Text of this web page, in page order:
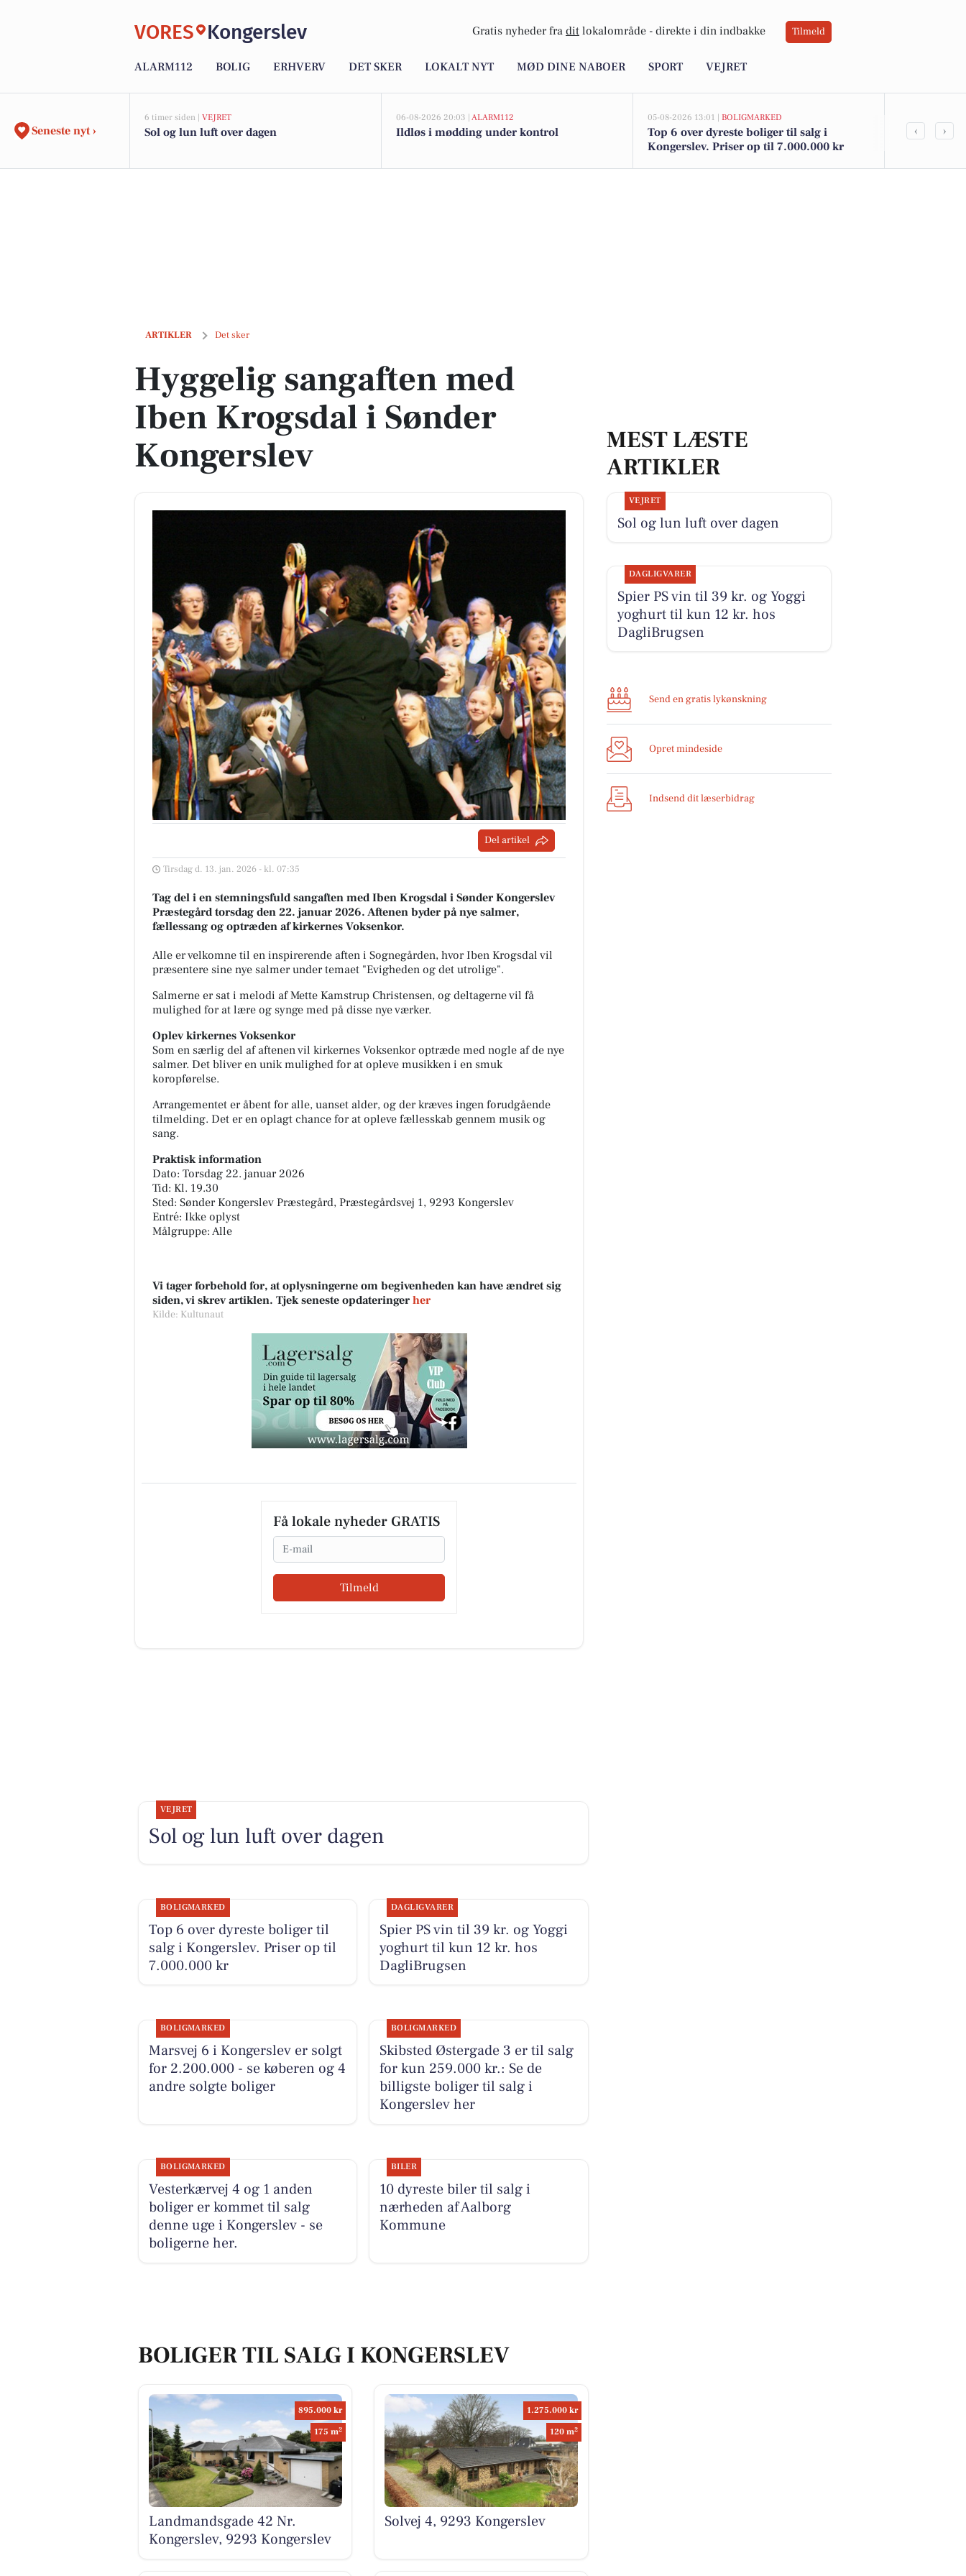
VORES Kongerslev Gratis nyheder fra dit lokalområde - direkte i din indbakke Tilmeld
ALARM112 BOLIG ERHVERV DET SKER LOKALT NYT MØD DINE NABOER SPORT VEJRET
Seneste nyt ›
6 timer siden | VEJRET
Sol og lun luft over dagen
06-08-2026 20:03 | ALARM112
Ildløs i mødding under kontrol
05-08-2026 13:01 | BOLIGMARKED
Top 6 over dyreste boliger til salg i
Kongerslev. Priser op til 7.000.000 kr
Spier PS
‹ ›
ARTIKLER Det sker
Hyggelig sangaften med Iben Krogsdal i Sønder Kongerslev
Hyggelig sangaften med
Iben Krogsdal i Sønder
Kongerslev
Del artikel
Tirsdag d. 13. jan. 2026 - kl. 07:35
Tag del i en stemningsfuld sangaften med Iben Krogsdal i Sønder Kongerslev
Præstegård torsdag den 22. januar 2026. Aftenen byder på nye salmer,
fællessang og optræden af kirkernes Voksenkor.
Alle er velkomne til en inspirerende aften i Sognegården, hvor Iben Krogsdal vil
præsentere sine nye salmer under temaet "Evigheden og det utrolige".
Salmerne er sat i melodi af Mette Kamstrup Christensen, og deltagerne vil få
mulighed for at lære og synge med på disse nye værker.
Oplev kirkernes Voksenkor
Som en særlig del af aftenen vil kirkernes Voksenkor optræde med nogle af de nye
salmer. Det bliver en unik mulighed for at opleve musikken i en smuk
koropførelse.
Arrangementet er åbent for alle, uanset alder, og der kræves ingen forudgående
tilmelding. Det er en oplagt chance for at opleve fællesskab gennem musik og
sang.
Praktisk information
Dato: Torsdag 22. januar 2026
Tid: Kl. 19.30
Sted: Sønder Kongerslev Præstegård, Præstegårdsvej 1, 9293 Kongerslev
Entré: Ikke oplyst
Målgruppe: Alle
Vi tager forbehold for, at oplysningerne om begivenheden kan have ændret sig
siden, vi skrev artiklen. Tjek seneste opdateringer her
Kilde: Kultunaut
Få lokale nyheder GRATIS
Email
Tilmeld
MEST LÆSTE
ARTIKLER
VEJRET
Sol og lun luft over dagen
DAGLIGVARER
Spier PS vin til 39 kr. og Yoggi
yoghurt til kun 12 kr. hos
DagliBrugsen
Send en gratis lykønskning
Opret mindeside
Indsend dit læserbidrag
VEJRET
Sol og lun luft over dagen
BOLIGMARKED
Top 6 over dyreste boliger til
salg i Kongerslev. Priser op til
7.000.000 kr
DAGLIGVARER
Spier PS vin til 39 kr. og Yoggi
yoghurt til kun 12 kr. hos
DagliBrugsen
BOLIGMARKED
Marsvej 6 i Kongerslev er solgt
for 2.200.000 - se køberen og 4
andre solgte boliger
BOLIGMARKED
Skibsted Østergade 3 er til salg
for kun 259.000 kr.: Se de
billigste boliger til salg i
Kongerslev her
BOLIGMARKED
Vesterkærvej 4 og 1 anden
boliger er kommet til salg
denne uge i Kongerslev - se
boligerne her.
BILER
10 dyreste biler til salg i
nærheden af Aalborg
Kommune
BOLIGER TIL SALG I KONGERSLEV
895.000 kr
175 m2
Landmandsgade 42 Nr.
Kongerslev, 9293 Kongerslev
1.275.000 kr
120 m2
Solvej 4, 9293 Kongerslev